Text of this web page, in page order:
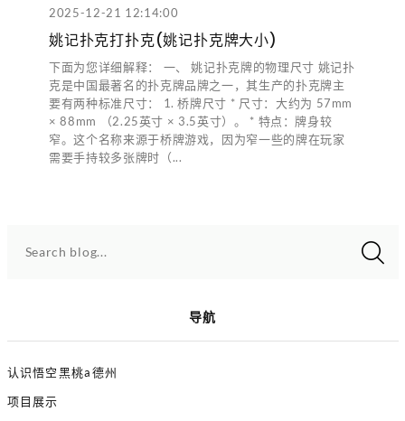
2025-12-21 12:14:00
姚记扑克打扑克(姚记扑克牌大小)
下面为您详细解释： 一、 姚记扑克牌的物理尺寸 姚记扑
克是中国最著名的扑克牌品牌之一，其生产的扑克牌主
要有两种标准尺寸： 1. 桥牌尺寸 * 尺寸：大约为 57mm
× 88mm （2.25英寸 × 3.5英寸）。 * 特点：牌身较
窄。这个名称来源于桥牌游戏，因为窄一些的牌在玩家
需要手持较多张牌时（...
Search blog...
导航
认识悟空黑桃a德州
项目展示